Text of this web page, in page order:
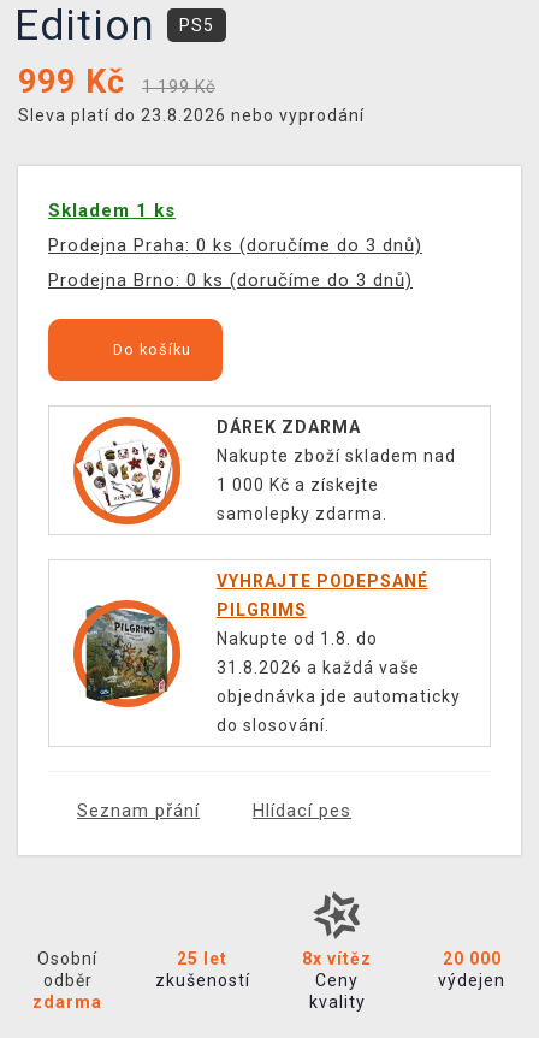
Edition
PS5
999 Kč
1 199 Kč
Sleva platí do 23.8.2026 nebo vyprodání
Skladem 1 ks
Prodejna Praha: 0 ks (doručíme do 3 dnů)
Prodejna Brno: 0 ks (doručíme do 3 dnů)
Do košíku
DÁREK ZDARMA
Nakupte zboží skladem nad
1 000 Kč a získejte
samolepky zdarma.
VYHRAJTE PODEPSANÉ
PILGRIMS
Nakupte od 1.8. do
31.8.2026 a každá vaše
objednávka jde automaticky
do slosování.
Seznam přání Hlídací pes
Osobní
odběr
zdarma
25 let
zkušeností
8x vítěz
Ceny
kvality
20 000
výdejen